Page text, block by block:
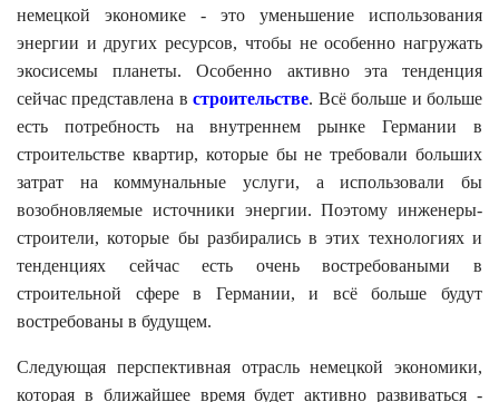
немецкой экономике - это уменьшение использования
энергии и других ресурсов, чтобы не особенно нагружать
экосисемы планеты. Особенно активно эта тенденция
сейчас представлена встроительстве. Всё больше и больше
есть потребность на внутреннем рынке Германии в
строительстве квартир, которые бы не требовали больших
затрат на коммунальные услуги, а использовали бы
возобновляемые источники энергии. Поэтому инженеры-
строители, которые бы разбирались в этих технологиях и
тенденциях сейчас есть очень востребоваными в
строительной сфере в Германии, и всё больше будут
востребованы в будущем.
Следующая перспективная отрасль немецкой экономики,
которая в ближайшее время будет активно развиваться -